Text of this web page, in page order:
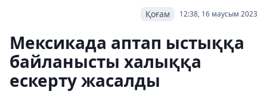
12:38, 16 маусым 2023
Қоғам
Мексикада аптап ыстыққа
байланысты халыққа
ескерту жасалды